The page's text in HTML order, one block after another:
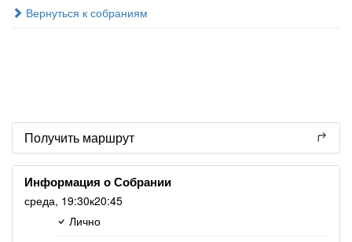
Вернуться к собраниям
Получить маршрут
Информация о Собрании
среда, 19:30к20:45
Лично